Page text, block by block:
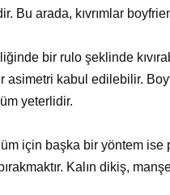
Bu arada, kıvrımlar
bir rulo şeklinde
asimetri kabul edilebilir.
yeterlidir.
için başka bir yöntem ise
Kalın dikiş,